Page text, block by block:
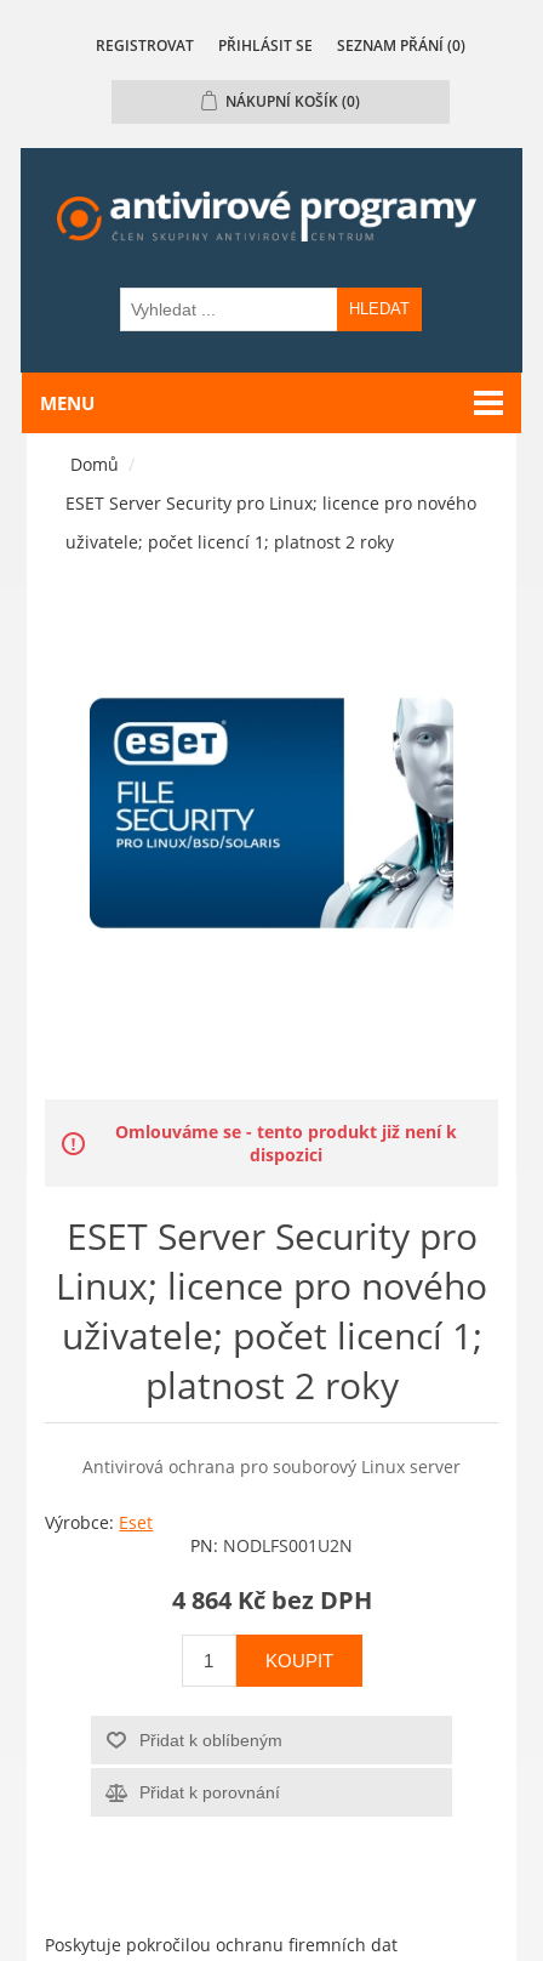
REGISTROVAT PŘIHLÁSIT SE SEZNAM PŘÁNÍ (0)
NÁKUPNÍ KOŠÍK(0)
HLEDAT
MENU
Domů /
ESET Server Security pro Linux; licence pro nového
uživatele; počet licencí 1; platnost 2 roky
Omlouváme se - tento produkt již není k
dispozici
ESET Server Security pro
Linux; licence pro nového
uživatele; počet licencí 1;
platnost 2 roky
Antivirová ochrana pro souborový Linux server
Výrobce: Eset
PN: NODLFS001U2N
4 864 Kč bez DPH
KOUPIT
Přidat k oblíbeným
Přidat k porovnání
Poskytuje pokročilou ochranu firemních dat